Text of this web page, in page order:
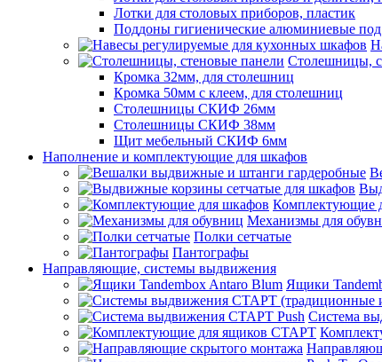
Лотки для столовых приборов, пластик
Поддоны гигиенические алюминиевые
Столешницы,
Кромка 32мм, для столешниц
Кромка 50мм с клеем, для столешниц
Столешницы СКИФ 26мм
Столешницы СКИФ 38мм
Щит мебельный СКИФ 6мм
Наполнение и комплектующие для шкафов
Комплектующие
Механизмы для
Полки сетчатые
Пантографы
Направляющие, системы выдвижения
Ящики
Система